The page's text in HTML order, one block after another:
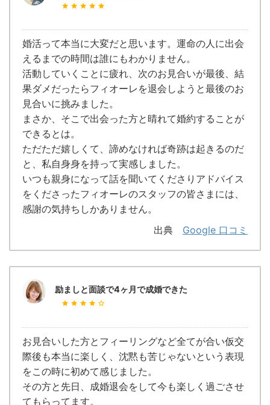
婚活って本当に大変だと思います。運命の人に出会
えるまでの時間は誰にもわかりません。
活動していくことに疲れ、次のお見合いが最後、結
果ダメだったらフィオーレを退会しようと最後のお
見合いに挑みました。
まさか、そこで出会った方と晴れて婚約することが
できるとは。
ただただ嬉しくて、諦めなければ奇跡は起きるのだ
と、私自身身を持って実感しました。
いつも親身になって話を聞いてくださりアドバイス
をくださったフィオーレのスタッフの皆さまには、
感謝の気持ちしかありません。
出典 Google 口コミ
励ましと面談で4ヶ月で成婚できた
お見合いした方とフィーリングなど全てが合い仮交
際後も本当に楽しく、沈黙も苦じゃないという表現
をこの時に初めて感じました。
その方と先日、成婚退会をして今も楽しく過ごさせ
てもらってます。